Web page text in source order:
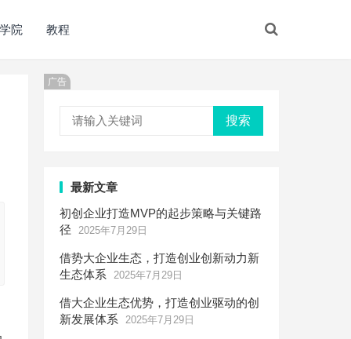
院 教程
广告
搜索
最新文章
初创企业打造MVP的起步策略与关键路
径
2025年7月29日
借势大企业生态，打造创业创新动力新
生态体系
2025年7月29日
借大企业生态优势，打造创业驱动的创
新发展体系
2025年7月29日